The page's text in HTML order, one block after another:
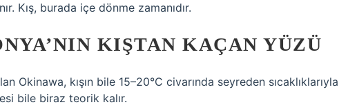
Kış, burada içe dönme zamanıdır.
KIŞTAN KAÇAN YÜZÜ
Okinawa, kışın bile 15–20°C civarında seyreden sıcaklıklarıyla
bile biraz teorik kalır.